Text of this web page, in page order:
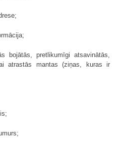
bojātās, pretlikumīgi atsavinātās,
atrastās mantas (ziņas, kuras ir